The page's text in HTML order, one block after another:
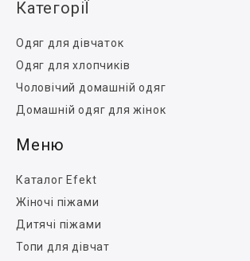
КатегоріЇ
Одяг для дівчаток
Одяг для хлопчиків
Чоловічий домашній одяг
Домашній одяг для жінок
Меню
Каталог Efekt
Жіночі піжами
Дитячі піжами
Топи для дівчат